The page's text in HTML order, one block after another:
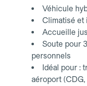
Véhicule
Climatisé et
Accueille
Soute pour
personnels
Idéal pour :
aéroport